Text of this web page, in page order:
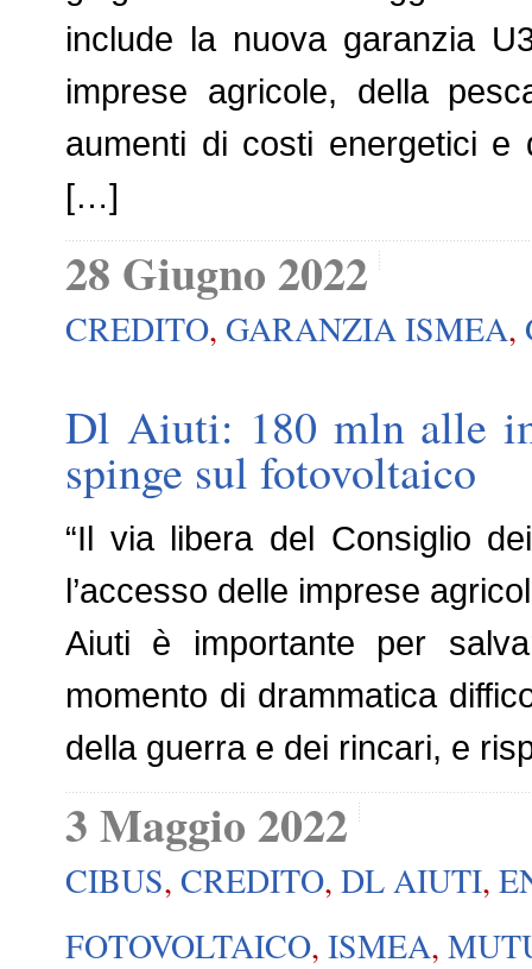
include la nuova garanzia
imprese agricole, della
aumenti di costi energetici
[…]
28 Giugno 2022
CREDITO, GARANZIA ISMEA,
Dl Aiuti: 180 mln alle
spinge sul fotovoltaico
“Il via libera del Consiglio
l’accesso delle imprese
Aiuti è importante per
momento di drammatica
della guerra e dei rincari, e
3 Maggio 2022
CIBUS, CREDITO, DL AIUTI,
FOTOVOLTAICO, ISMEA,